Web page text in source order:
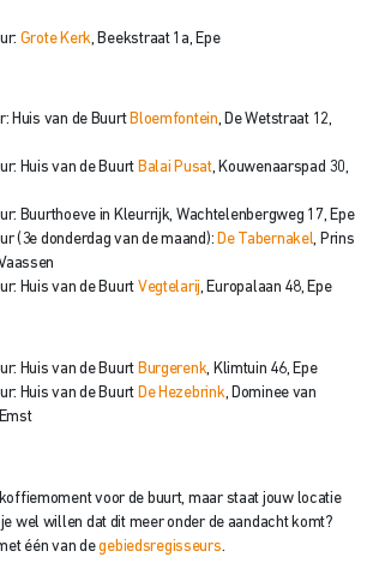
Grote Kerk, Beekstraat 1a, Epe
Huis van de Buurt Bloemfontein, De Wetstraat 12,
Huis van de Buurt Balai Pusat, Kouwenaarspad 30,
Buurthoeve in Kleurrijk, Wachtelenbergweg 17, Epe
(3e donderdag van de maand): De Tabernakel, Prins
Huis van de Buurt Vegtelarij, Europalaan 48, Epe
Huis van de Buurt Burgerenk, Klimtuin 46, Epe
Huis van de Buurt De Hezebrink, Dominee van
voor de buurt, maar staat jouw locatie
wel willen dat dit meer onder de aandacht komt?
één van degebiedsregisseurs